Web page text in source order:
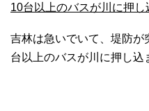
10台以上のバスが川に押し
吉林は急いでいて、堤防
台以上のバスが川に押し込